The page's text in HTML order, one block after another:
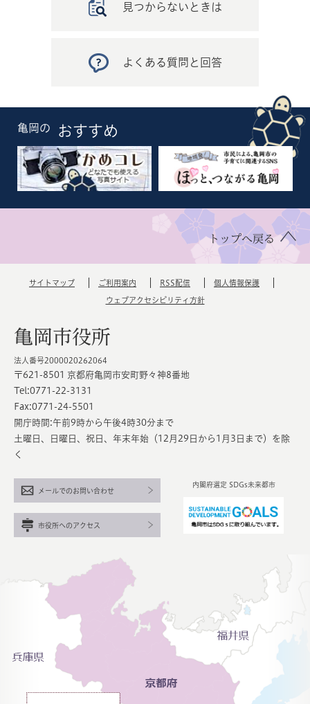
見つからないときは
よくある質問と回答
亀岡の おすすめ
トップへ戻る
サイトマップ ご利用案内 RSS配信 個人情報保護
ウェブアクセシビリティ方針
亀岡市役所
法人番号2000020262064
〒621-8501 京都府亀岡市安町野々神8番地
Tel:0771-22-3131
Fax:0771-24-5501
開庁時間:午前9時から午後4時30分まで
土曜日、日曜日、祝日、年末年始（12月29日から1月3日まで）を除
く
内閣府選定 SDGs未来都市
メールでのお問い合わせ
市役所へのアクセス